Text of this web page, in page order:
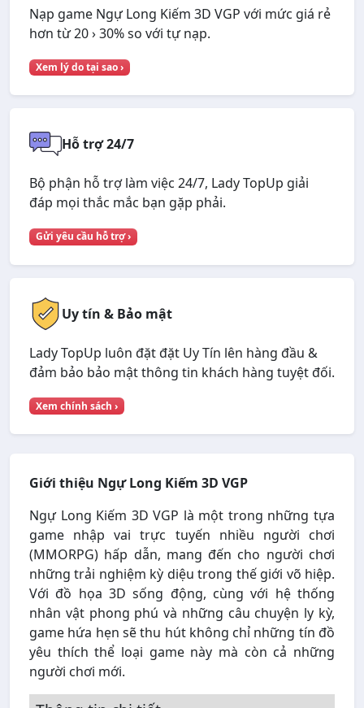
Nạp game Ngự Long Kiếm 3D VGP với mức giá rẻ
hơn từ 20 › 30% so với tự nạp.
Xem lý do tại sao ›
Hỗ trợ 24/7
Bộ phận hỗ trợ làm việc 24/7, Lady TopUp giải
đáp mọi thắc mắc bạn gặp phải.
Gửi yêu cầu hỗ trợ ›
Uy tín & Bảo mật
Lady TopUp luôn đặt đặt Uy Tín lên hàng đầu &
đảm bảo bảo mật thông tin khách hàng tuyệt đối.
Xem chính sách ›
Giới thiệu Ngự Long Kiếm 3D VGP
Ngự Long Kiếm 3D VGP là một trong những tựa
game nhập vai trực tuyến nhiều người chơi
(MMORPG) hấp dẫn, mang đến cho người chơi
những trải nghiệm kỳ diệu trong thế giới võ hiệp.
Với đồ họa 3D sống động, cùng với hệ thống
nhân vật phong phú và những câu chuyện ly kỳ,
game hứa hẹn sẽ thu hút không chỉ những tín đồ
yêu thích thể loại game này mà còn cả những
người chơi mới.